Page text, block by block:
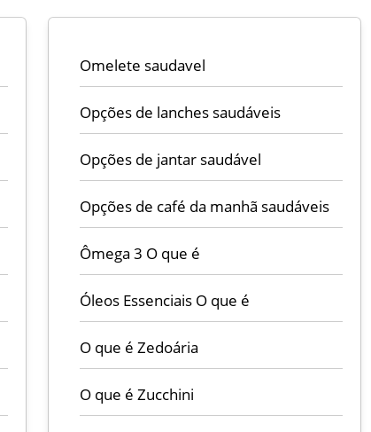
Omelete saudavel
Opções de lanches saudáveis
Opções de jantar saudável
Opções de café da manhã saudáveis
Ômega 3 O que é
Óleos Essenciais O que é
O que é Zedoária
O que é Zucchini